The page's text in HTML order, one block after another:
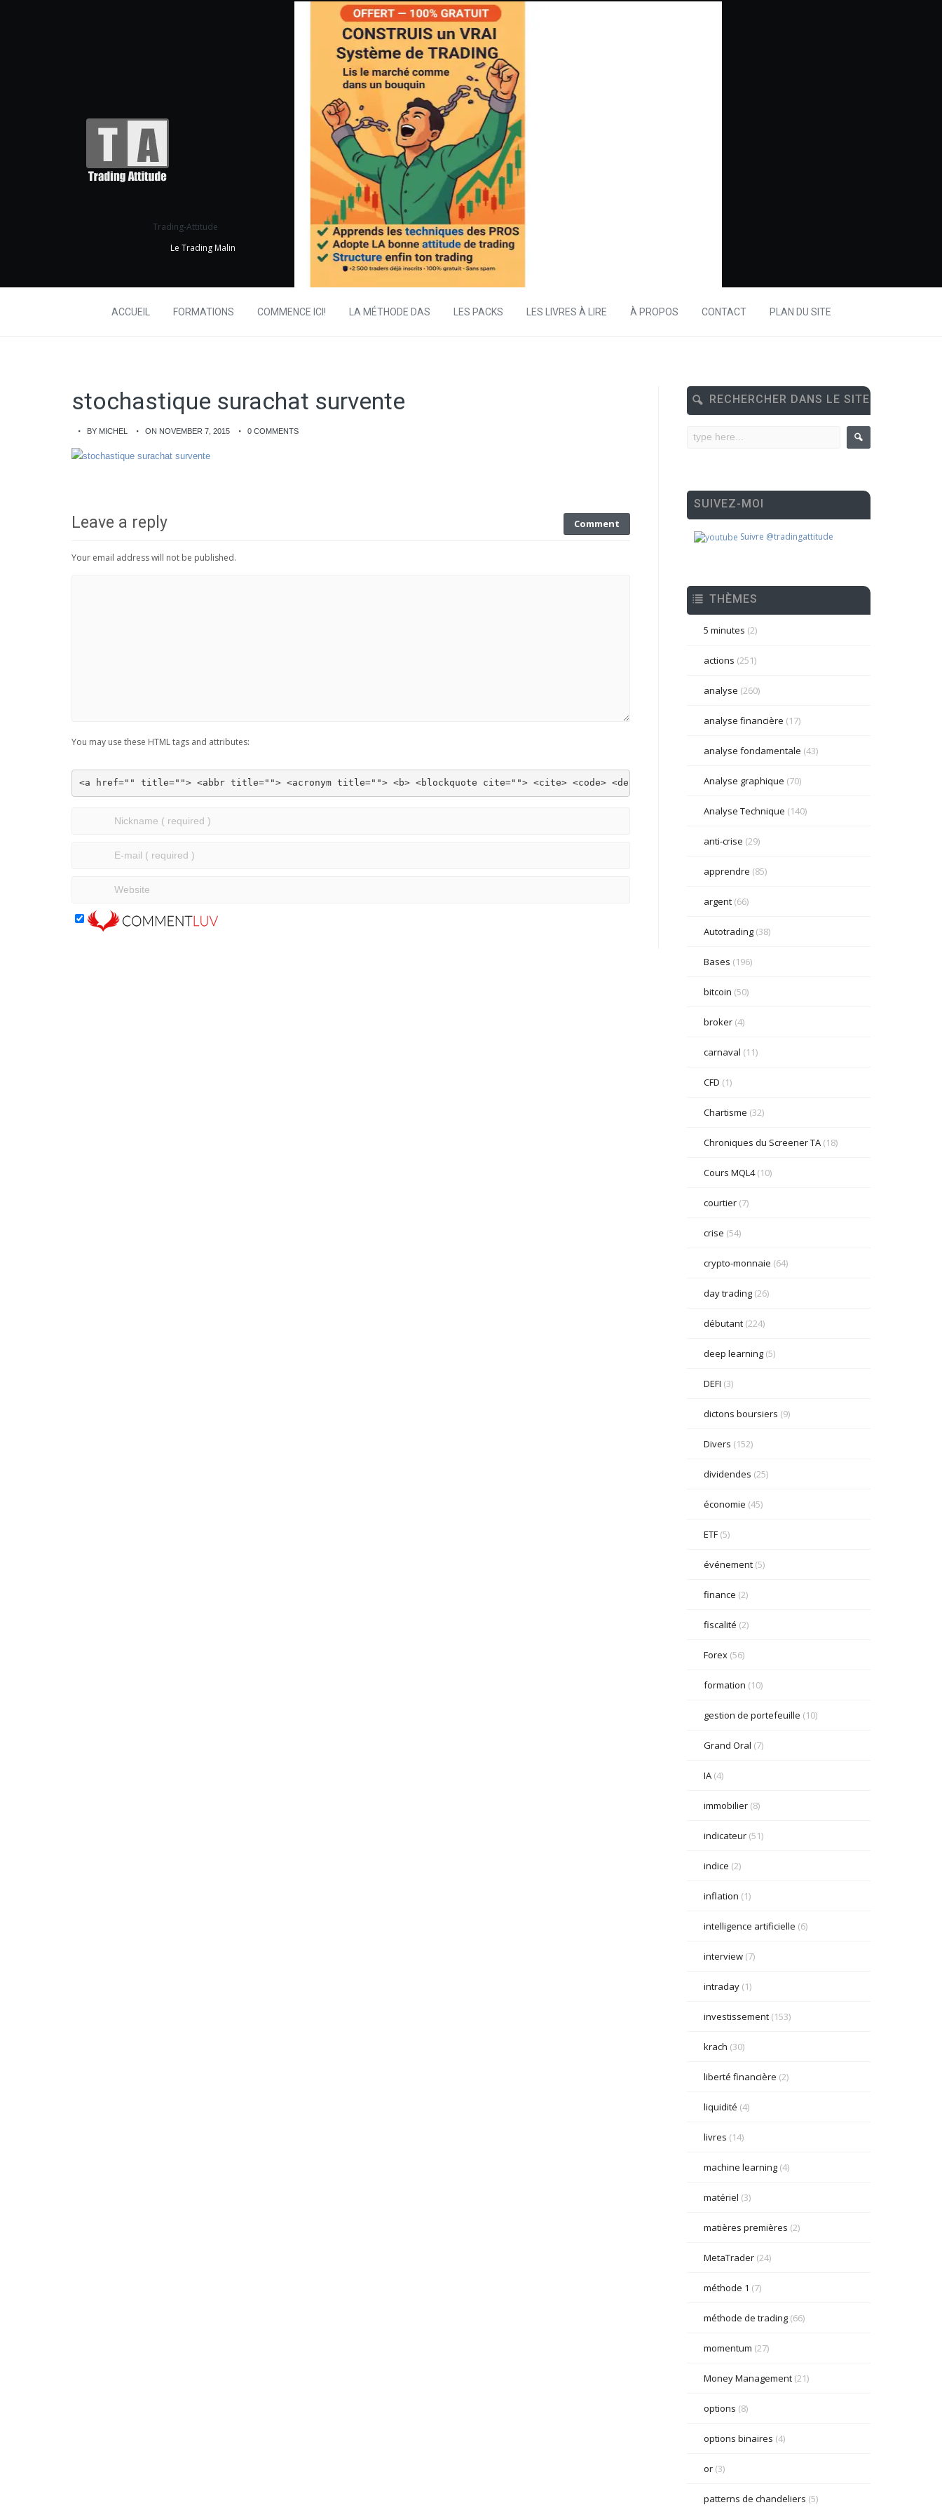
Trading-Attitude
Le Trading Malin
ACCUEIL FORMATIONS COMMENCE ICI! LA MÉTHODE DAS LES PACKS LES LIVRES À LIRE À PROPOS CONTACT PLAN DU SITE
stochastique surachat survente
BY MICHEL ON NOVEMBER 7, 2015 0 COMMENTS
Leave a reply Comment
Your email address will not be published.
You may use these HTML tags and attributes:
<a href="" title=""> <abbr title=""> <acronym title=""> <b> <blockquote cite=""> <cite> <code> <del datetime=""> <em> <i> <q cite=""> <strike> <strong>
RECHERCHER DANS LE SITE
SUIVEZ-MOI
Suivre @tradingattitude
THÈMES
5 minutes (2)
actions (251)
analyse (260)
analyse financière (17)
analyse fondamentale (43)
Analyse graphique (70)
Analyse Technique (140)
anti-crise (29)
apprendre (85)
argent(66)
Autotrading(38)
Bases (196)
bitcoin (50)
broker(4)
carnaval (11)
CFD (1)
Chartisme (32)
Chroniques du Screener TA(18)
Cours MQL4(10)
courtier(7)
crise (54)
crypto-monnaie (64)
day trading(26)
débutant(224)
deep learning(5)
DEFI (3)
dictons boursiers (9)
Divers (152)
dividendes (25)
économie (45)
ETF(5)
événement(5)
finance (2)
fiscalité (2)
Forex(56)
formation (10)
gestion de portefeuille (10)
Grand Oral (7)
IA(4)
immobilier(8)
indicateur(51)
indice (2)
inflation (1)
intelligence artificielle (6)
interview(7)
intraday(1)
investissement(153)
krach (30)
liberté financière (2)
liquidité (4)
livres (14)
machine learning(4)
matériel (3)
matières premières (2)
MetaTrader(24)
méthode 1 (7)
méthode de trading(66)
momentum (27)
Money Management(21)
options (8)
options binaires (4)
or(3)
patterns de chandeliers (5)